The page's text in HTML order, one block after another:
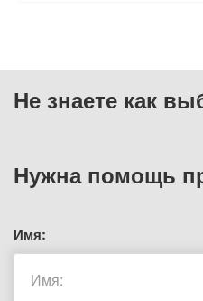
Не знаете как
Нужна помощь
Имя: